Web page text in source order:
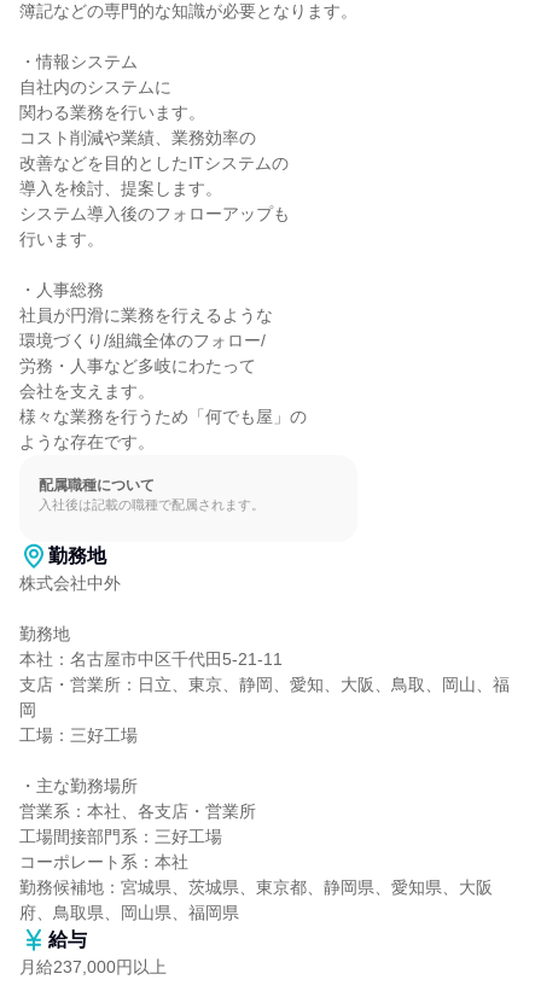
簿記などの専門的な知識が必要となります。
・情報システム
自社内のシステムに
関わる業務を行います。
コスト削減や業績、業務効率の
改善などを目的としたITシステムの
導入を検討、提案します。
システム導入後のフォローアップも
行います。
・人事総務
社員が円滑に業務を行えるような
環境づくり/組織全体のフォロー/
労務・人事など多岐にわたって
会社を支えます。
様々な業務を行うため「何でも屋」の
ような存在です。
配属職種について
入社後は記載の職種で配属されます。
勤務地
株式会社中外
勤務地
本社：名古屋市中区千代田5-21-11
支店・営業所：日立、東京、静岡、愛知、大阪、鳥取、岡山、福
岡
工場：三好工場
・主な勤務場所
営業系：本社、各支店・営業所
工場間接部門系：三好工場
コーポレート系：本社
勤務候補地：宮城県、茨城県、東京都、静岡県、愛知県、大阪
府、鳥取県、岡山県、福岡県
給与
月給237,000円以上